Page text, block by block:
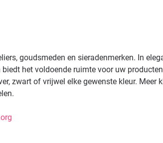
goudsmeden en sieradenmerken. In
het voldoende ruimte voor uw
zwart of vrijwel elke gewenste kleur. Meer